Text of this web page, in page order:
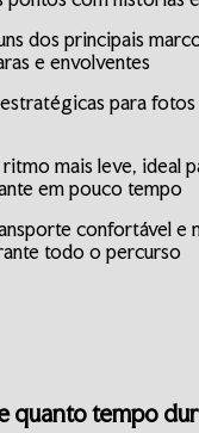
dos principais
e envolventes
para
mais leve, ideal
em pouco tempo
confortável e
todo o percurso
quanto tempo